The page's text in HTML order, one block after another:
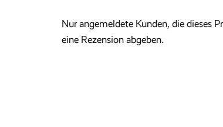
Nur angemeldete Kunden, die dieses
eine Rezension abgeben.